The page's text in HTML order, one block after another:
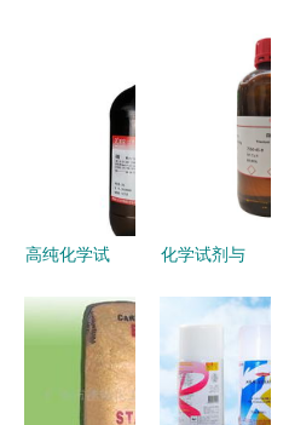
高纯化学试
杆 莱宝牌
67-63-0色
谱级分析纯
化学试剂与
打造专业化
工原料采购
新平台